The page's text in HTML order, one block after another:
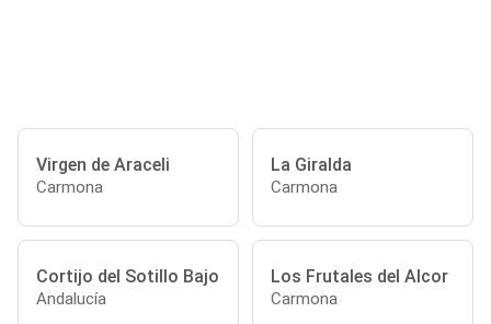
Virgen de Araceli
Carmona
La Giralda
Carmona
Cortijo del Sotillo Bajo
Andalucía
Los Frutales del Alcor
Carmona